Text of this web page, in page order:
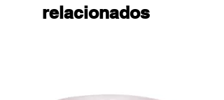
relacionados